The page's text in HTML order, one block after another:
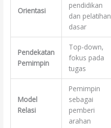
Orientasi
pendidikan
dan pelatihan
dasar
Pendekatan
Pemimpin
Top-down,
fokus pada
tugas
Model
Relasi
Pemimpin
sebagai
pemberi
arahan